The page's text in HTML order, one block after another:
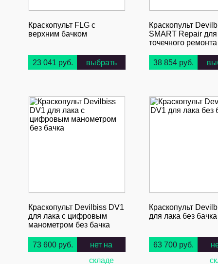
Краскопульт FLG с
верхним бачком
23 041 руб. выбрать
Краскопульт
SMART Repair для
точечного ремонта
38 854 руб.
Краскопульт Devilbiss DV1
для лака с цифровым
манометром без бачка
73 600 руб.
нет на
складе
Краскопульт
для лака без бачка
63 700 руб.